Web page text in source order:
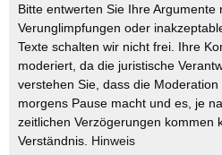
Bitte entwerten Sie Ihre Argumente
Verunglimpfungen oder
Texte schalten wir nicht frei. Ihre
moderiert, da die juristische
verstehen Sie, dass die
morgens Pause macht und es, je
zeitlichen Verzögerungen kommen
Verständnis. Hinweis